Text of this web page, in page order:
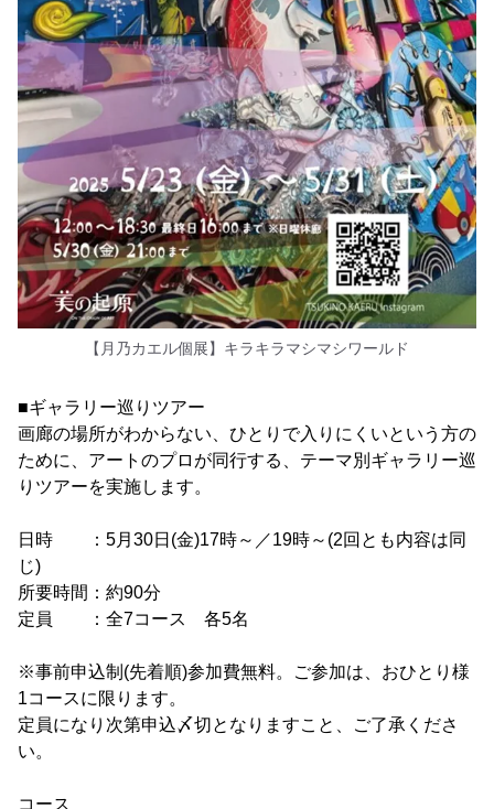
【月乃カエル個展】キラキラマシマシワールド
■ギャラリー巡りツアー
画廊の場所がわからない、ひとりで入りにくいという方の
ために、アートのプロが同行する、テーマ別ギャラリー巡
りツアーを実施します。
日時 ：5月30日(金)17時～／19時～(2回とも内容は同
じ)
所要時間：約90分
定員 ：全7コース 各5名
※事前申込制(先着順)参加費無料。ご参加は、おひとり様
1コースに限ります。
定員になり次第申込〆切となりますこと、ご了承くださ
い。
コース